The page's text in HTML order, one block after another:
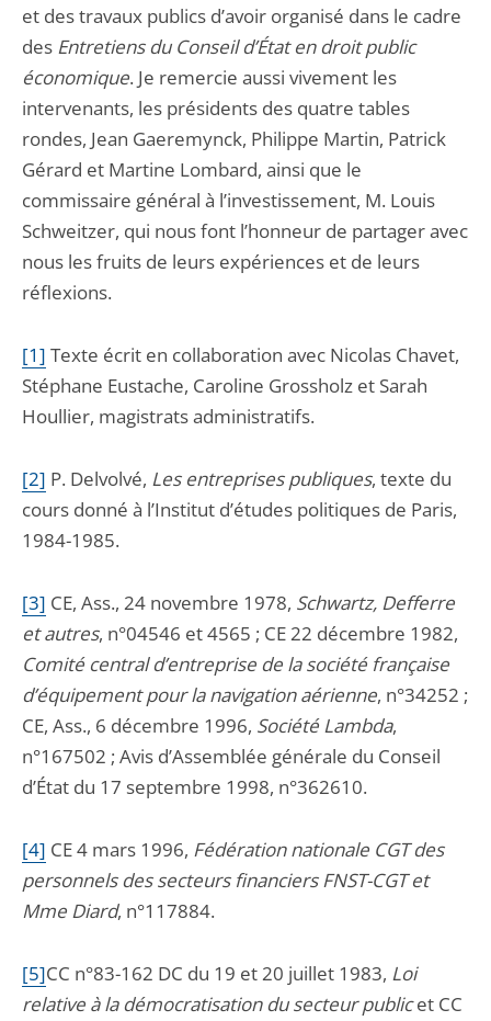
et des travaux publics d’avoir organisé dans le cadre
des Entretiens du Conseil d’État en droit public
économique. Je remercie aussi vivement les
intervenants, les présidents des quatre tables
rondes, Jean Gaeremynck, Philippe Martin, Patrick
Gérard et Martine Lombard, ainsi que le
commissaire général à l’investissement, M. Louis
Schweitzer, qui nous font l’honneur de partager avec
nous les fruits de leurs expériences et de leurs
réflexions.
[1] Texte écrit en collaboration avec Nicolas Chavet,
Stéphane Eustache, Caroline Grossholz et Sarah
Houllier, magistrats administratifs.
[2] P. Delvolvé, Les entreprises publiques, texte du
cours donné à l’Institut d’études politiques de Paris,
1984-1985.
[3] CE, Ass., 24 novembre 1978, Schwartz, Defferre
et autres, n°04546 et 4565 ; CE 22 décembre 1982,
Comité central d’entreprise de la société française
d’équipement pour la navigation aérienne, n°34252 ;
CE, Ass., 6 décembre 1996, Société Lambda,
n°167502 ; Avis d’Assemblée générale du Conseil
d’État du 17 septembre 1998, n°362610.
[4] CE 4 mars 1996, Fédération nationale CGT des
personnels des secteurs financiers FNST-CGT et
Mme Diard, n°117884.
[5]CC n°83-162 DC du 19 et 20 juillet 1983, Loi
relative à la démocratisation du secteur publicet CC